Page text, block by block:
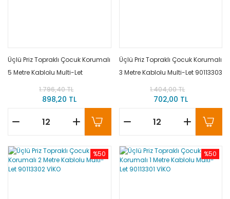
Üçlü Priz Topraklı Çocuk Korumalı
5 Metre Kablolu Multi-Let
90113305 VİKO1.796,40 TL
898,20 TL
Üçlü Priz Topraklı Çocuk Korumalı
3 Metre Kablolu Multi-Let 90113303
1.404,00 TL
702,00 TL
%50 %50